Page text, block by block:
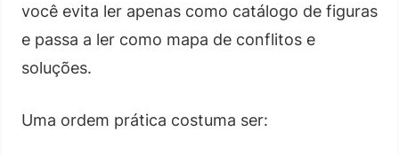
você evita ler apenas como catálogo de figuras
e passa a ler como mapa de conflitos e
soluções.
Uma ordem prática costuma ser: